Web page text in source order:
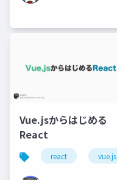
Vue.jsからはじめる
React
react vue.js